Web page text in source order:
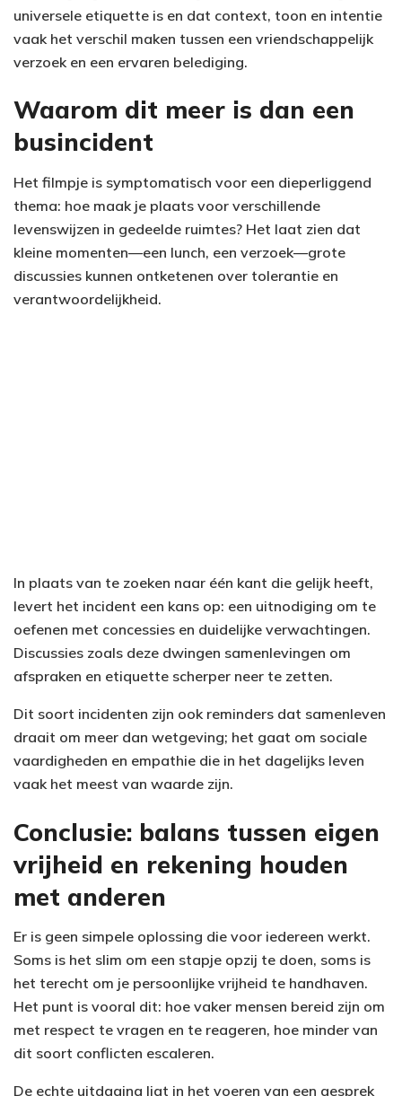
universele etiquette is en dat context, toon en intentie
vaak het verschil maken tussen een vriendschappelijk
verzoek en een ervaren belediging.
Waarom dit meer is dan een
busincident
Het filmpje is symptomatisch voor een dieperliggend
thema: hoe maak je plaats voor verschillende
levenswijzen in gedeelde ruimtes? Het laat zien dat
kleine momenten—een lunch, een verzoek—grote
discussies kunnen ontketenen over tolerantie en
verantwoordelijkheid.
In plaats van te zoeken naar één kant die gelijk heeft,
levert het incident een kans op: een uitnodiging om te
oefenen met concessies en duidelijke verwachtingen.
Discussies zoals deze dwingen samenlevingen om
afspraken en etiquette scherper neer te zetten.
Dit soort incidenten zijn ook reminders dat samenleven
draait om meer dan wetgeving; het gaat om sociale
vaardigheden en empathie die in het dagelijks leven
vaak het meest van waarde zijn.
Conclusie: balans tussen eigen
vrijheid en rekening houden
met anderen
Er is geen simpele oplossing die voor iedereen werkt.
Soms is het slim om een stapje opzij te doen, soms is
het terecht om je persoonlijke vrijheid te handhaven.
Het punt is vooral dit: hoe vaker mensen bereid zijn om
met respect te vragen en te reageren, hoe minder van
dit soort conflicten escaleren.
De echte uitdaging ligt in het voeren van een gesprek